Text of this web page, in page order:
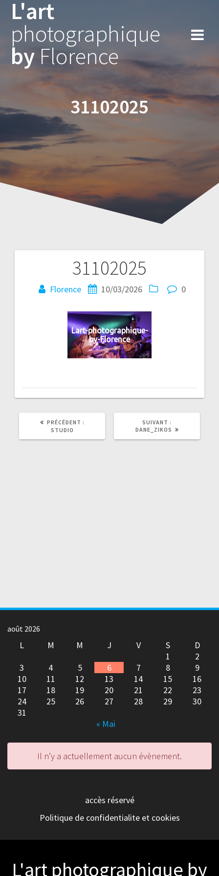
content
L'art
photographique
by Florence
31102025
31102025
Florence 10/03/2026 0
Lart-photographique-
by-Florence
Navigation
l’article
PRÉCÉDENT :
STUDIO
SUIVANT :
SUIVANT
DANE_ZIKOS
août 2026
L M M J V S
D
1
2
3
4 5 6 7 8
9
10
11 12 13 14 15
16
17
18 19 20 21 22
23
24
25 26 27 28 29
30
31
« Mai
Il n’y a actuellement aucun évènement.
accès réservé
Politique de confidentialite et cookies
L'art photographique by